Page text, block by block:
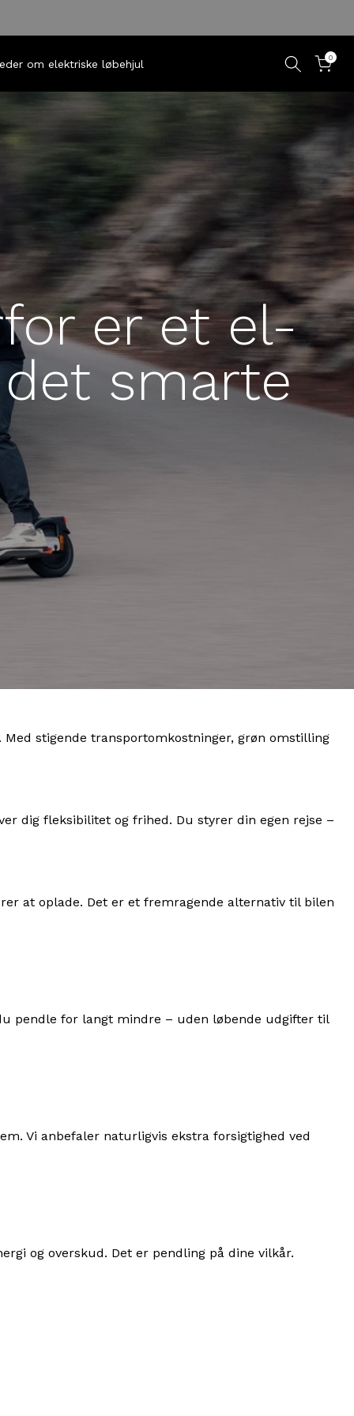
om elektriske løbehjul
0
er et el-
smarte
stigende transportomkostninger, grøn omstilling
dig fleksibilitet og frihed. Du styrer din egen rejse –
at oplade. Det er et fremragende alternativ til bilen
pendle for langt mindre – uden løbende udgifter til
Vi anbefaler naturligvis ekstra forsigtighed ved
og overskud. Det er pendling på dine vilkår.